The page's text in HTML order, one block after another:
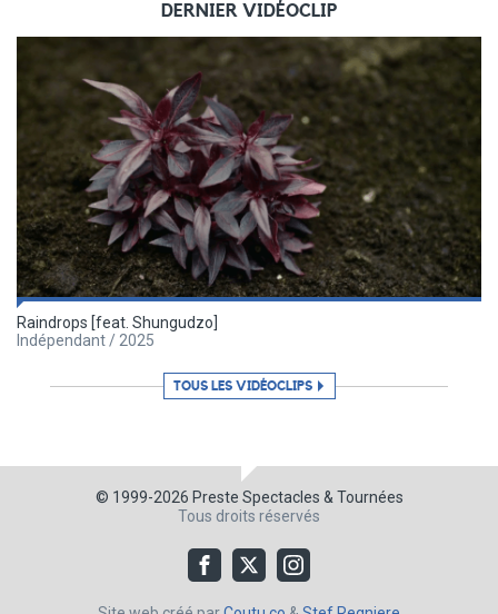
DERNIER VIDÉOCLIP
Raindrops [feat. Shungudzo]
Indépendant / 2025
TOUS LES VIDÉOCLIPS
© 1999-2026 Preste Spectacles & Tournées
Tous droits réservés